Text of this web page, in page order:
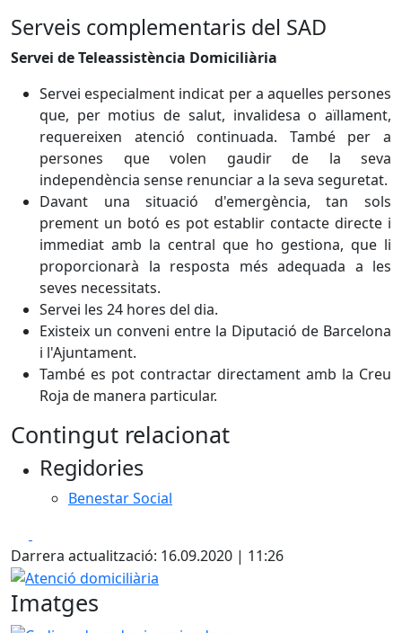
Serveis complementaris del SAD
Servei de Teleassistència Domiciliària
Servei especialment indicat per a aquelles persones
que, per motius de salut, invalidesa o aïllament,
requereixen atenció continuada. També per a
persones que volen gaudir de la seva
independència sense renunciar a la seva seguretat.
Davant una situació d'emergència, tan sols
prement un botó es pot establir contacte directe i
immediat amb la central que ho gestiona, que li
proporcionarà la resposta més adequada a les
seves necessitats.
Servei les 24 hores del dia.
Existeix un conveni entre la Diputació de Barcelona
i l'Ajuntament.
També es pot contractar directament amb la Creu
Roja de manera particular.
Contingut relacionat
Regidories
Benestar Social
Darrera actualització: 16.09.2020 | 11:26
Atenció domiciliària
Imatges